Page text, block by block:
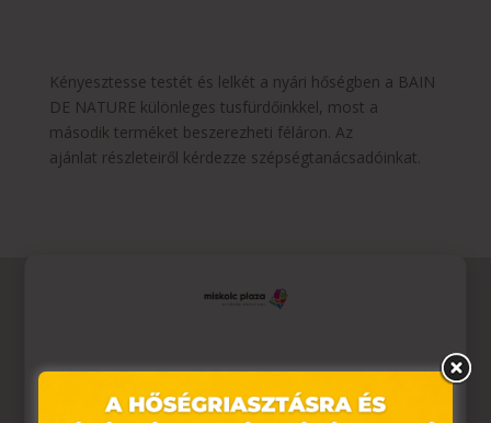
Kényesztesse testét és lelkét a nyári hőségben a BAIN
DE NATURE különleges tusfürdőinkkel, most a
második terméket beszerezheti féláron. Az
ajánlat részleteiről kérdezze szépségtanácsadóinkat.
Ez az oldal sütiket használ